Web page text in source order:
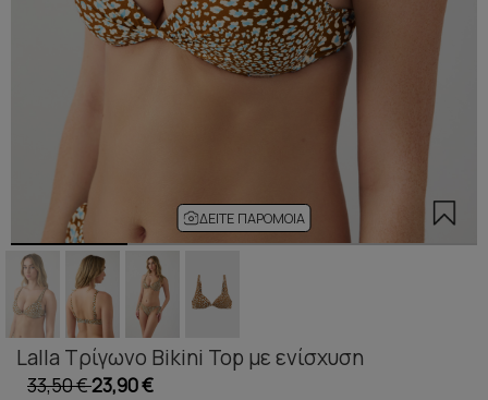
ΔΕΊΤΕ ΠΑΡΌΜΟΙΑ
Lalla Τρίγωνο Bikini Top με ενίσχυση
33,50 €23,90 €